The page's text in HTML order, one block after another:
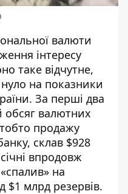
валюти
інтересу
таке відчутне,
на показники
За перші два
обсяг валютних
продажу
склав $928
впродовж
на
$1 млрд резервів.